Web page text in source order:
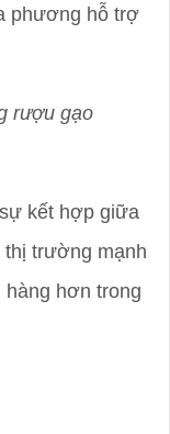
phương hỗ trợ
rượu gạo
kết hợp giữa
trường mạnh
hơn trong